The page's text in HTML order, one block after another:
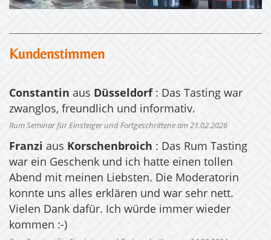
Kundenstimmen
Constantin aus Düsseldorf : Das Tasting war
zwanglos, freundlich und informativ.
Rum Seminar für Einsteiger und Fortgeschrittene am 21.02.2026
Franzi aus Korschenbroich : Das Rum Tasting
war ein Geschenk und ich hatte einen tollen
Abend mit meinen Liebsten. Die Moderatorin
konnte uns alles erklären und war sehr nett.
Vielen Dank dafür. Ich würde immer wieder
kommen :-)